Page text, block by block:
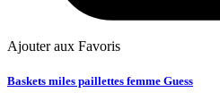
Ajouter aux Favoris
Baskets miles paillettes femme Guess